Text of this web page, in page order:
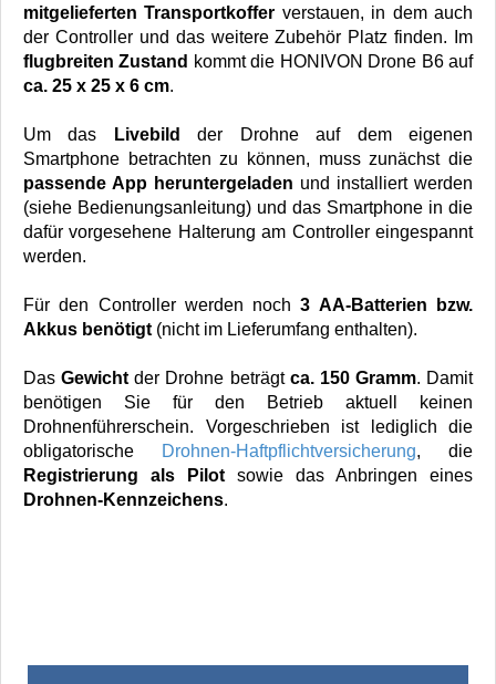
mitgelieferten Transportkoffer verstauen, in dem auch
der Controller und das weitere Zubehör Platz finden. Im
flugbreiten Zustand kommt die HONIVON Drone B6 auf
ca. 25 x 25 x 6 cm.
Um das Livebild
der Drohne auf dem eigenen
Smartphone betrachten zu können, muss zunächst die
passende App heruntergeladen und installiert werden
(siehe Bedienungsanleitung) und das Smartphone in die
dafür vorgesehene Halterung am Controller eingespannt
werden.
Für den Controller werden noch3 AA-Batterien bzw.
Akkus benötigt (nicht im Lieferumfang enthalten).
DasGewicht der Drohne beträgt ca. 150 Gramm. Damit
benötigen Sie für den Betrieb aktuell keinen
Drohnenführerschein. Vorgeschrieben ist lediglich die
obligatorische
Drohnen-Haftpflichtversicherung, die
Registrierung als Pilot sowie das Anbringen eines
Drohnen-Kennzeichens.